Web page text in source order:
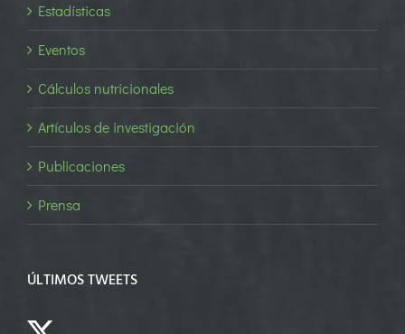
Estadísticas
Eventos
Cálculos nutricionales
Artículos de investigación
Publicaciones
Prensa
ÚLTIMOS TWEETS